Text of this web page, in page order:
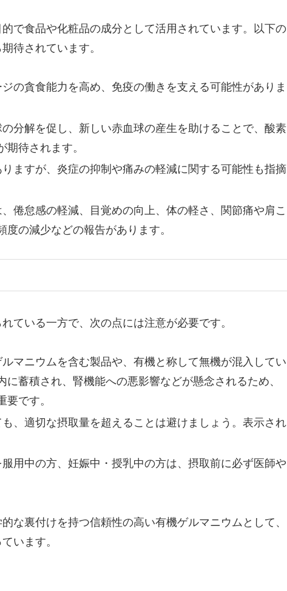
で食品や化粧品の成分として活用されています。以下の
待されています。
の貪食能力を高め、免疫の働きを支える可能性がありま
分解を促し、新しい赤血球の産生を助けることで、酸素
待されます。
ますが、炎症の抑制や痛みの軽減に関する可能性も指摘
倦怠感の軽減、目覚めの向上、体の軽さ、関節痛や肩こ
の減少などの報告があります。
ている一方で、次の点には注意が必要です。
マニウムを含む製品や、有機と称して無機が混入してい
蓄積され、腎機能への悪影響などが懸念されるため、
です。
、適切な摂取量を超えることは避けましょう。表示され
用中の方、妊娠中・授乳中の方は、摂取前に必ず医師や
な裏付けを持つ信頼性の高い有機ゲルマニウムとして、
います。